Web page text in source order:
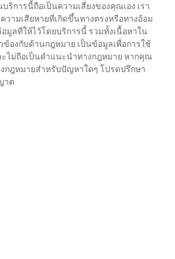
ริการนี้ถือเป็นความเสี่ยงของคุณเอง เรา
วามเสียหายที่เกิดขึ้นทางตรงหรือทางอ้อม
มูลที่ให้ไว้โดยบริการนี้ รวมทั้งเนื้อหาใน
ข้องกับด้านกฎหมาย เป็นข้อมูลเพื่อการใช้
ไม่ถือเป็นคำแนะนำทางกฎหมาย หากคุณ
กฎหมายสำหรับปัญหาใดๆ โปรดปรึกษา
าต